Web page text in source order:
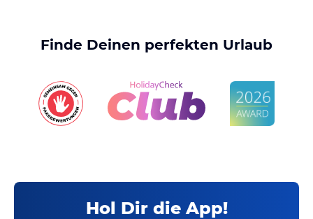
Finde Deinen perfekten Urlaub
Hol Dir die App!